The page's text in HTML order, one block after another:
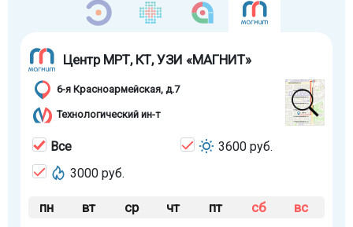
Центр МРТ, КТ, УЗИ «МАГНИТ»
6-я Красноармейская, д.7
Технологический ин-т
Все
3600 руб.
3000 руб.
пн вт ср чт пт сб вс